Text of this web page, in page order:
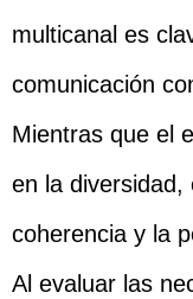
multicanal es
comunicación
Mientras que el
en la diversidad,
coherencia y la
Al evaluar las